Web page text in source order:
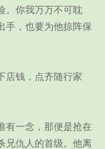
。你我万万不可耽
手，也要为他掠阵保
钱，点齐随行家
一念，那便是抢在
兄仇人的首级。他离